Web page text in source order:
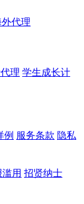
代理
理 学生成长计
例 服务条款 隐私
用 招贤纳士